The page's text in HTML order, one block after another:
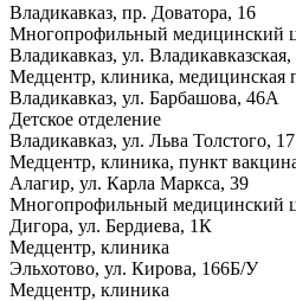
Владикавказ, пр. Доватора, 16
Многопрофильный медицинский
Владикавказ, ул. Владикавказская,
Медцентр, клиника, медицинская
Владикавказ, ул. Барбашова, 46А
Детское отделение
Владикавказ, ул. Льва Толстого, 17
Медцентр, клиника, пункт
Алагир, ул. Карла Маркса, 39
Многопрофильный медицинский
Дигора, ул. Бердиева, 1К
Медцентр, клиника
Эльхотово, ул. Кирова, 166Б/У
Медцентр, клиника